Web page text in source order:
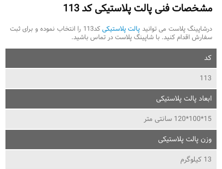
مشخصات فنی پالت پلاستیکی کد 113
درشاپینگ پلاست می توانید پالت پلاستیکی
کد113 را انتخاب نموده و برای ثبت
سفارش اقدام کنید. با شاپینگ پلاست در تماس باشید.
کد
113
ابعاد پالت پلاستیکی
15*100*120 سانتی متر
وزن پالت پلاستیکی
13 کیلوگرم